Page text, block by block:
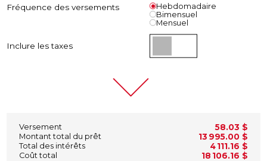
Fréquence des versements
Hebdomadaire
Bimensuel
Mensuel
Inclure les taxes
Versement 58.03 $
Montant total du prêt 13 995.00 $
Total des intérêts 4 111.16 $
Coût total 18 106.16 $